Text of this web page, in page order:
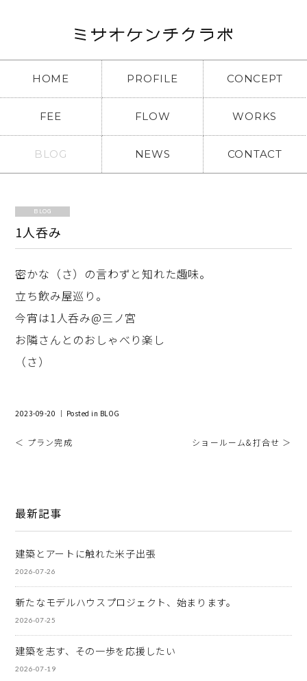
HOME PROFILE CONCEPT
FEE FLOW WORKS
BLOG NEWS CONTACT
BLOG
1人呑み
密かな（さ）の言わずと知れた趣味。
立ち飲み屋巡り。
今宵は1人呑み@三ノ宮
お隣さんとのおしゃべり楽し
（さ）
2023-09-20 ｜ Posted in BLOG
＜ プラン完成 ショールーム&打合せ ＞
最新記事
建築とアートに触れた米子出張
2026-07-26
新たなモデルハウスプロジェクト、始まります。
2026-07-25
建築を志す、その一歩を応援したい
2026-07-19